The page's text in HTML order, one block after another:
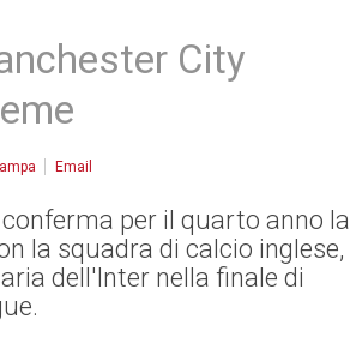
City
Email
conferma per il quarto anno la
la squadra di calcio inglese,
dell'Inter nella finale di